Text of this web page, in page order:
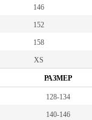
146
152
158
XS
РАЗМЕР
128-134
140-146